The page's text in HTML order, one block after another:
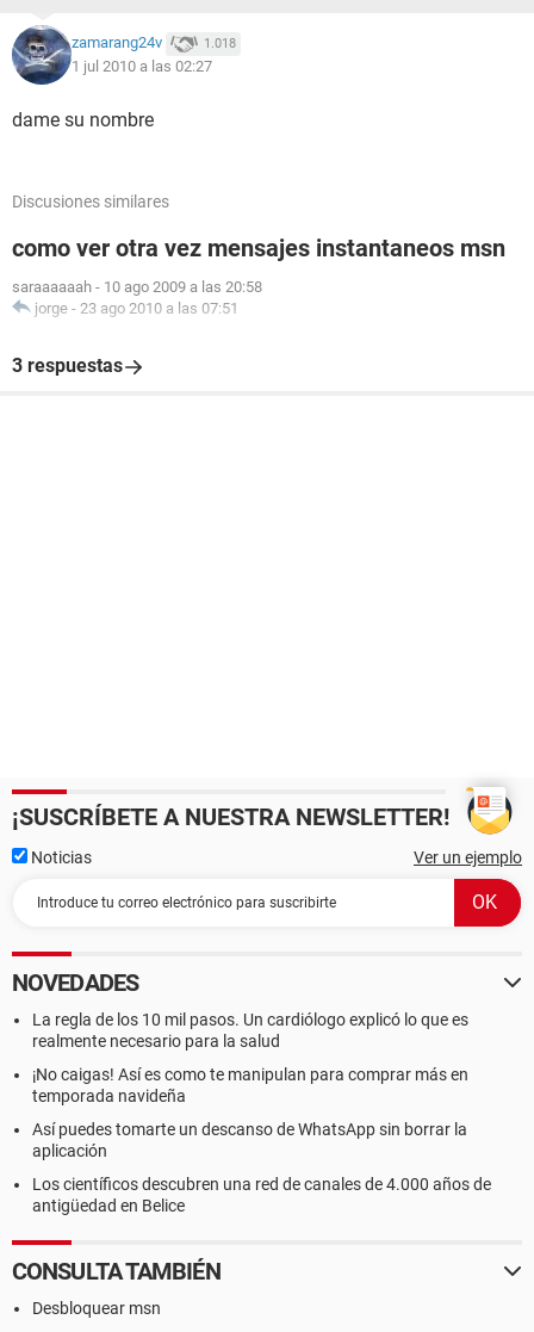
zamarang24v 1.018
1 jul 2010 a las 02:27
dame su nombre
Discusiones similares
como ver otra vez mensajes instantaneos msn
saraaaaaah - 10 ago 2009 a las 20:58
jorge - 23 ago 2010 a las 07:51
3 respuestas
¡SUSCRÍBETE A NUESTRA NEWSLETTER!
Noticias Ver un ejemplo
NOVEDADES
La regla de los 10 mil pasos. Un cardiólogo explicó lo que es
realmente necesario para la salud
¡No caigas! Así es como te manipulan para comprar más en
temporada navideña
Así puedes tomarte un descanso de WhatsApp sin borrar la
aplicación
Los científicos descubren una red de canales de 4.000 años de
antigüedad en Belice
CONSULTA TAMBIÉN
Desbloquear msn